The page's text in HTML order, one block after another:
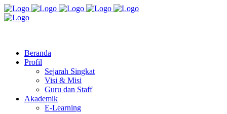
Beranda
Profil
Sejarah Singkat
Visi & Misi
Guru dan Staff
Akademik
E-Learning